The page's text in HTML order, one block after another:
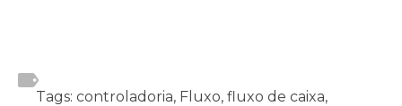
Tags: controladoria, Fluxo, fluxo de caixa,